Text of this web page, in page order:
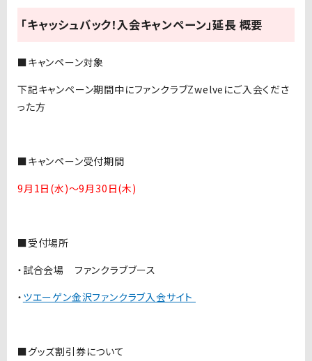
「キャッシュバック！入会キャンペーン」延長 概要
■キャンペーン対象
下記キャンペーン期間中にファンクラブZwelveにご入会くださ
った方
■キャンペーン受付期間
9月1日(水)～9月30日(木)
■受付場所
・試合会場 ファンクラブブース
・ ツエーゲン金沢ファンクラブ入会サイト
■グッズ割引券について